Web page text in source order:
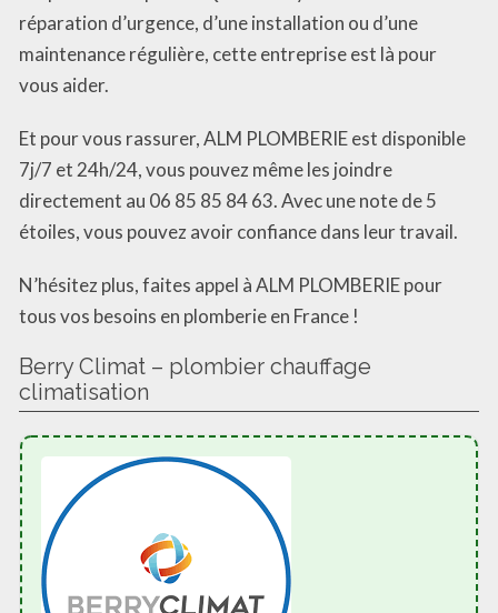
réparation d’urgence, d’une installation ou d’une
maintenance régulière, cette entreprise est là pour
vous aider.
Et pour vous rassurer, ALM PLOMBERIE est disponible
7j/7 et 24h/24, vous pouvez même les joindre
directement au 06 85 85 84 63. Avec une note de 5
étoiles, vous pouvez avoir confiance dans leur travail.
N’hésitez plus, faites appel à ALM PLOMBERIE pour
tous vos besoins en plomberie en France !
Berry Climat – plombier chauffage
climatisation